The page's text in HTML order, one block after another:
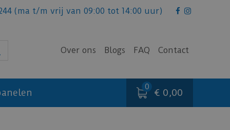
(ma t/m vrij van 09:00 tot 14:00 uur)
Over ons Blogs FAQ Contact
€ 0,00